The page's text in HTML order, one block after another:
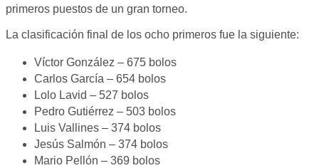
primeros puestos de un gran torneo.
La clasificación final de los ocho primeros fue la siguiente:
Víctor González – 675 bolos
Carlos García – 654 bolos
Lolo Lavid – 527 bolos
Pedro Gutiérrez – 503 bolos
Luis Vallines – 374 bolos
Jesús Salmón – 374 bolos
Mario Pellón – 369 bolos